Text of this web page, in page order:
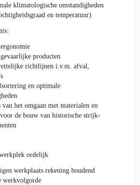
klimatologische omstandigheden
en temperatuur)
producten
richtlijnen i.v.m. afval,
en optimale
het omgaan met materialen en
voor de bouw van historische strijk-
ordelijk
werkplaats rekening houdend
werkvolgorde